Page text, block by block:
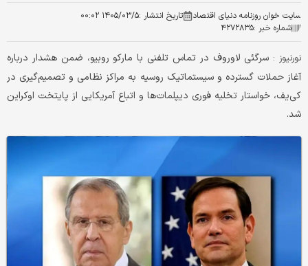
سایت خوان روزنامه دنیای اقتصاد تاریخ انتشار :۱۴۰۵/۰۳/۵ ۰۰:۰۲
شماره خبر :۴۲۷۲۸۳۵
نورنیوز : سرگئی لاوروف در تماس تلفنی با مارکو روبیو، ضمن هشدار درباره
آغاز حملات گسترده و سیستماتیک روسیه به مراکز نظامی و تصمیم‌گیری در
کی‌یف، خواستار تخلیه فوری دیپلمات‌ها و اتباع آمریکایی از پایتخت اوکراین
شد.